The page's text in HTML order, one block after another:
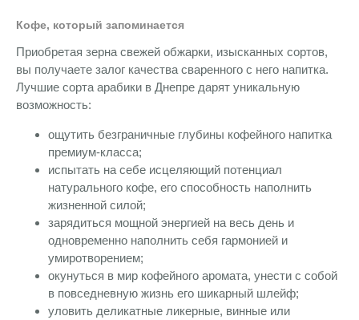
Кофе, который запоминается
Приобретая зерна свежей обжарки, изысканных сортов,
вы получаете залог качества сваренного с него напитка.
Лучшие сорта арабики в Днепре дарят уникальную
возможность:
ощутить безграничные глубины кофейного напитка
премиум-класса;
испытать на себе исцеляющий потенциал
натурального кофе, его способность наполнить
жизненной силой;
зарядиться мощной энергией на весь день и
одновременно наполнить себя гармонией и
умиротворением;
окунуться в мир кофейного аромата, унести с собой
в повседневную жизнь его шикарный шлейф;
уловить деликатные ликерные, винные или